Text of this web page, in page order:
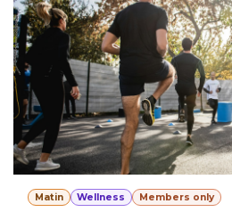
Matin Wellness Members only